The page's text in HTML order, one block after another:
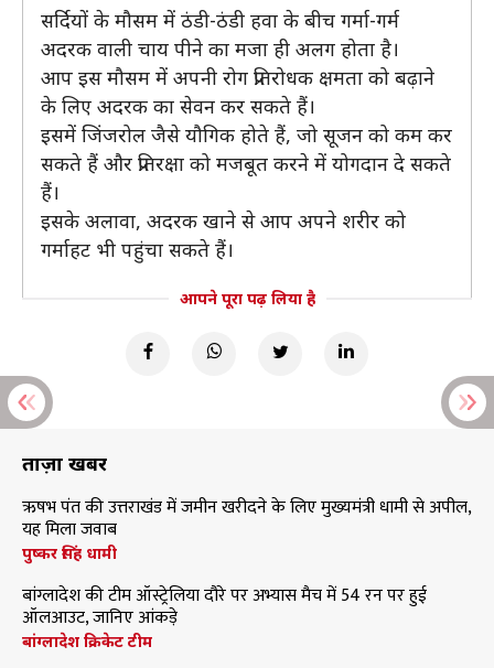
सर्दियों के मौसम में ठंडी-ठंडी हवा के बीच गर्मा-गर्म
अदरक वाली चाय पीने का मजा ही अलग होता है।
आप इस मौसम में अपनी रोग प्रतिरोधक क्षमता को बढ़ाने
के लिए अदरक का सेवन कर सकते हैं।
इसमें जिंजरोल जैसे यौगिक होते हैं, जो सूजन को कम कर
सकते हैं और प्रतिरक्षा को मजबूत करने में योगदान दे सकते
हैं।
इसके अलावा, अदरक खाने से आप अपने शरीर को
गर्माहट भी पहुंचा सकते हैं।
आपने पूरा पढ़ लिया है
ताज़ा खबरें
ऋषभ पंत की उत्तराखंड में जमीन खरीदने के लिए मुख्यमंत्री धामी से अपील,
यह मिला जवाब
पुष्कर सिंह धामी
बांग्लादेश की टीम ऑस्ट्रेलिया दौरे पर अभ्यास मैच में 54 रन पर हुई
ऑलआउट, जानिए आंकड़े
बांग्लादेश क्रिकेट टीम